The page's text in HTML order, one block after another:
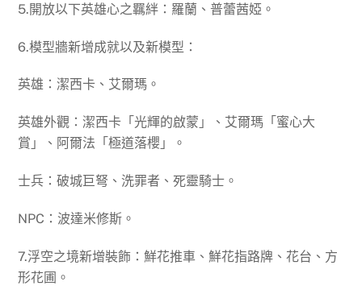
5.開放以下英雄心之羈絆：羅蘭、普蕾茜婭。
6.模型牆新增成就以及新模型：
英雄：潔西卡、艾爾瑪。
英雄外觀：潔西卡「光輝的啟蒙」、艾爾瑪「蜜心大
賞」、阿爾法「極道落櫻」。
士兵：破城巨弩、洗罪者、死靈騎士。
NPC：波達米修斯。
7.浮空之境新增裝飾：鮮花推車、鮮花指路牌、花台、方
形花圃。